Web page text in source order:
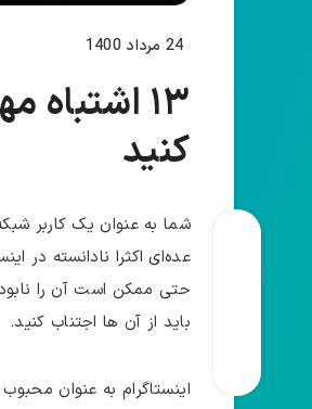
۱۳
کنید
شما به عنوان یک کاربر
عده‌ای اکثرا نادانسته در
حتی ممکن است آن را نابود
باید از آن ها اجتناب کنید.
اینستاگرام به عنوان